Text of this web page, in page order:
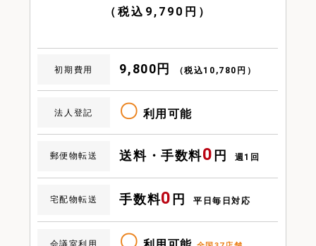
（税込9,790円）
初期費用 9,800円 （税込10,780円）
法人登記 〇 利用可能
郵便物転送 送料・手数料0 円 週1回
宅配物転送 手数料0 円 平日毎日対応
会議室利用